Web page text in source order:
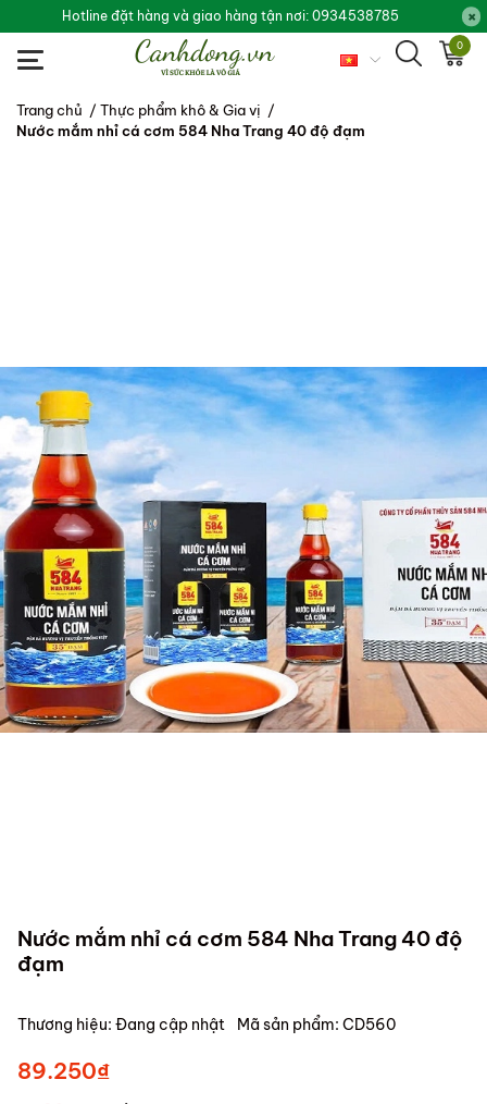
Hotline đặt hàng và giao hàng tận nơi: 0934538785
0
Trang chủ / Thực phẩm khô & Gia vị /
Nước mắm nhỉ cá cơm 584 Nha Trang 40 độ đạm
Nước mắm nhỉ cá cơm 584 Nha Trang 40 độ
đạm
Thương hiệu: Đang cập nhật Mã sản phẩm: CD560
89.250₫